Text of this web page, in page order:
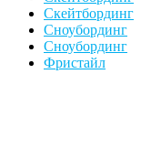
Скейтбординг
Сноубординг
Сноубординг
Фристайл